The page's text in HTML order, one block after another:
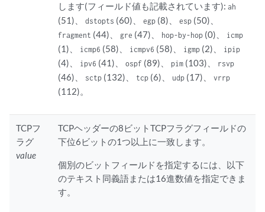
します(フィールド値も記載されています):ah
(51)、dstopts (60)、egp (8)、esp (50)、
fragment (44)、 gre (47)、 hop-by-hop (0)、 icmp
(1)、 icmp6 (58)、 icmpv6 (58)、 igmp (2)、 ipip
(4)、 ipv6 (41)、ospf (89)、pim (103)、 rsvp
(46)、 sctp (132)、 tcp (6)、 udp (17)、vrrp
(112)。
TCPフ
ラグ
value
TCPヘッダーの8ビットTCPフラグフィールドの
下位6ビットの1つ以上に一致します。
個別のビットフィールドを指定するには、以下
のテキスト同義語または16進数値を指定できま
す。